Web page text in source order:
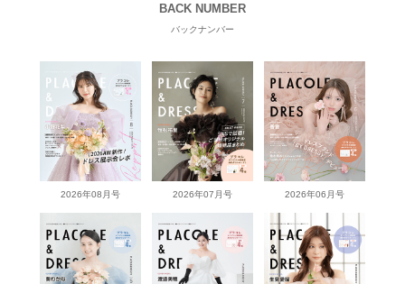
BACK NUMBER
バックナンバー
2026年08月号 2026年07月号 2026年06月号